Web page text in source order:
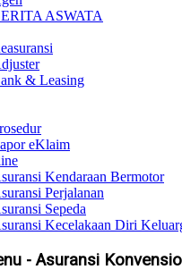
ASWATA
& Leasing
eKlaim
Kendaraan Bermotor
Perjalanan
Sepeda
Kecelakaan Diri
- Asuransi